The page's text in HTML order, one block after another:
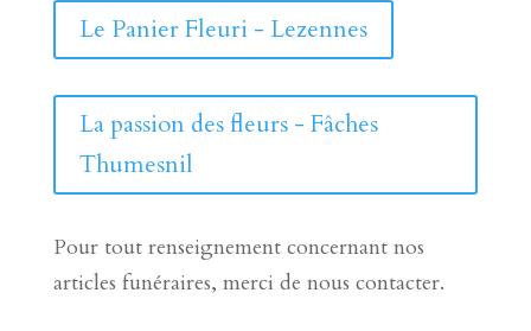
Le Panier Fleuri - Lezennes
La passion des fleurs - Fâches
Thumesnil
Pour tout renseignement concernant nos
articles funéraires, merci de nous contacter.